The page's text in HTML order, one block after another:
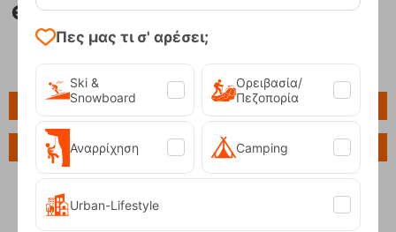
Πληροφορίες
Ερώτηση για το προϊόν
Πες μας τι σ' αρέσει;
Ski &
Snowboard
Ορειβασία/
Πεζοπορία
Αναρρίχηση Camping
Urban-Lifestyle